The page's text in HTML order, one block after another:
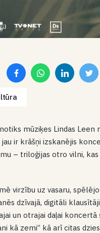
mūziķes Lindas Leen
ir krāšņi izskanējis
– triloģijas otro vilni,
virzību uz vasaru,
dzīvajā, digitāli
un otrajai daļai
kā zemi” kā arī citas